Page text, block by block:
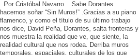
Por Cristóbal Navarro. Sabe Dorantes
hacernos soñar “Sin Muros!” .Gracias a su piano
flamenco, y como el título de su último trabajo
nos dice, David Peña, Dorantes, salta fronteras y
nos muestra la realidad que ve, que siente, la
realidad cultural que nos rodea. Derriba muros
temporales, espaciales, culturales de los que